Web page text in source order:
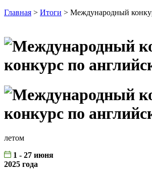
Главная > Итоги > Международный
конкурс по
конкурс по
летом
1 - 27 июня
2025 года